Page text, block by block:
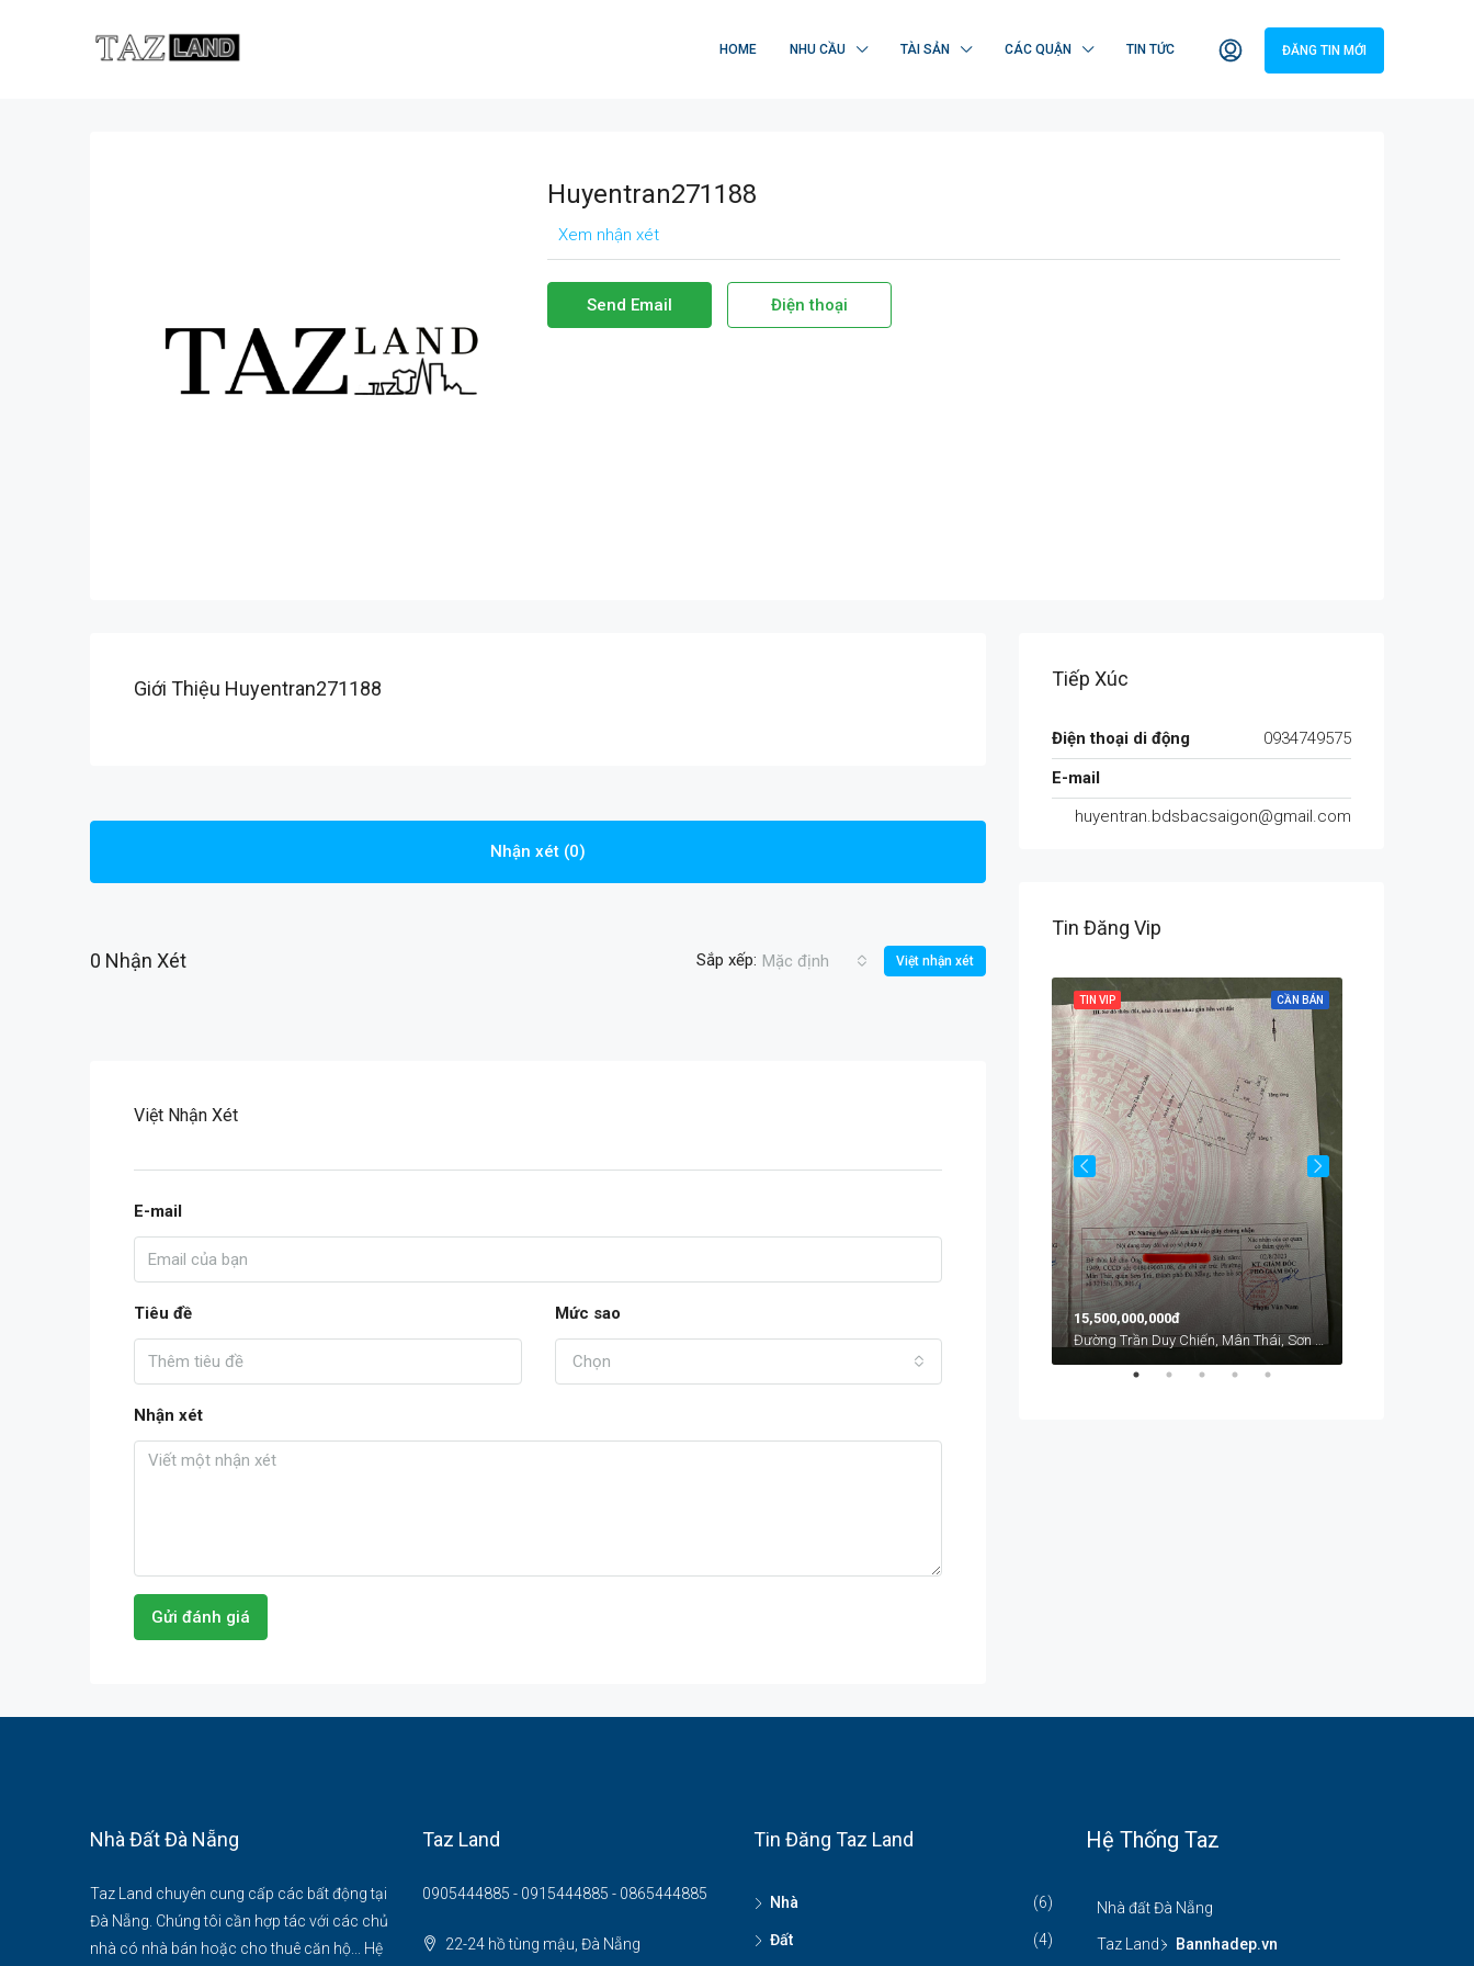
HOME NHU CẦU TÀI SẢN CÁC QUẬN TIN TỨC ĐĂNG TIN MỚI
Huyentran271188
Xem nhận xét
Send Email Điện thoại
Giới Thiệu Huyentran271188
Nhận xét (0)
0 Nhận Xét Sắp xếp: Mặc định Việt nhận xét
Việt Nhận Xét
E-mail
Tiêu đề Mức sao
Chọn
Nhận xét
Gửi đánh giá
Tiếp Xúc
Điện thoại di động
0934749575
E-mail
huyentran.bdsbacsaigon@gmail.com
Tin Đăng Vip
CẦN BÁN
TIN VIP
15,500,000,000đ
Nhà Đất Đà Nẵng
Taz Land chuyên cung cấp các bất động tại
Đà Nẵng. Chúng tôi cần hợp tác với các chủ
nhà có nhà bán hoặc cho thuê căn hộ... Hệ
Taz Land
0905444885 - 0915444885 - 0865444885
22-24 hồ tùng mậu, Đà Nẵng
Tin Đăng Taz Land
Nhà (6)
Đất (4)
Hệ Thống Taz
Nhà đất Đà Nẵng
Taz Land - Bannhadep.vn